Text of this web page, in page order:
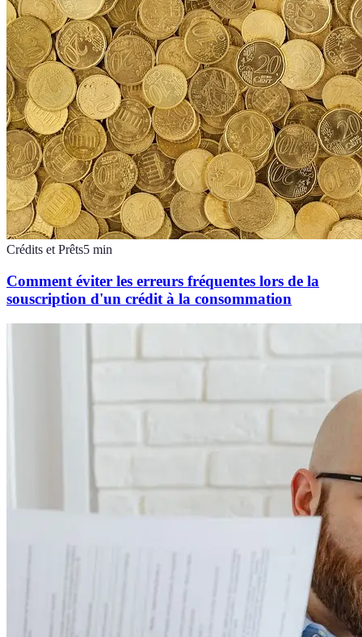
Crédits et Prêts5 min
Comment éviter les erreurs fréquentes lors de la
souscription d'un crédit à la consommation